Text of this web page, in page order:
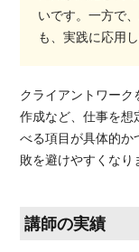
いです。一方で
も、実践に応用
クライアントワーク
作成など、仕事を想
べる項目が具体的か
敗を避けやすくなり
講師の実績